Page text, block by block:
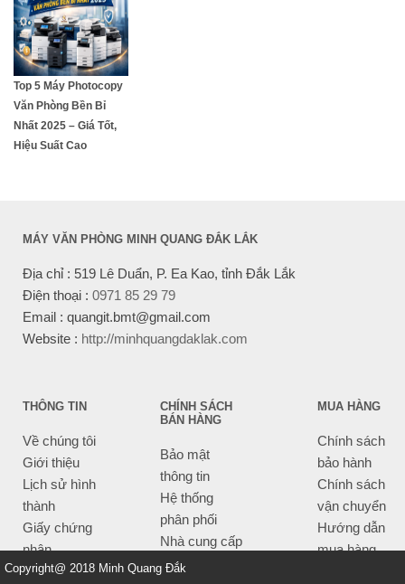
Top 5 Máy Photocopy
Văn Phòng Bền Bỉ
Nhất 2025 – Giá Tốt,
Hiệu Suất Cao
MÁY VĂN PHÒNG MINH QUANG ĐẮK LẮK
Địa chỉ : 519 Lê Duẩn, P. Ea Kao, tỉnh Đắk Lắk
Điện thoại : 0971 85 29 79
Email : quangit.bmt@gmail.com
Website : http://minhquangdaklak.com
THÔNG TIN
Về chúng tôi
Giới thiệu
Lịch sử hình
thành
Giấy chứng
nhận
CHÍNH SÁCH
BÁN HÀNG
Bảo mật
thông tin
Hệ thống
phân phối
Nhà cung cấp
Tiêu chí bán
MUA HÀNG
Chính sách
bảo hành
Chính sách
vận chuyển
Hướng dẫn
mua hàng
Copyright@ 2018 Minh Quang Đắk